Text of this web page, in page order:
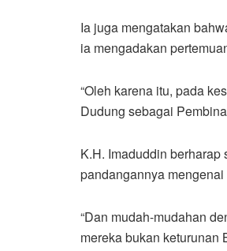
Ia juga mengatakan
ia mengadakan
“Oleh karena itu, pada
Dudung sebagai
K.H. Imaduddin
pandangannya
“Dan mudah-mudahan
mereka bukan keturunan